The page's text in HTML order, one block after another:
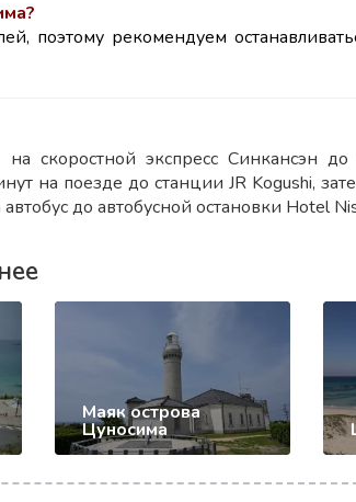
?
поэтому рекомендуем
на скоростной экспресс Синкансэн
на поезде до станции JR Kogushi,
автобус до автобусной остановки Hotel
Маяк острова
Цуносима